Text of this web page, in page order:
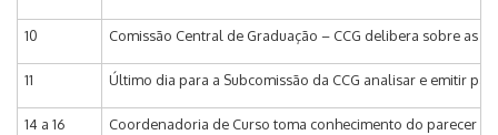
10 Comissão Central de Graduação – CCG delibera sobre as
11 Último dia para a Subcomissão da CCG analisar e emitir
14 a 16 Coordenadoria de Curso toma conhecimento do parecer